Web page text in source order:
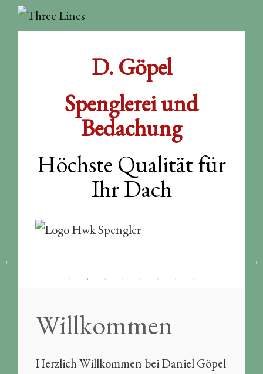
D. Göpel
Spenglerei und
Bedachung
Höchste Qualität für
Ihr Dach
Willkommen
Herzlich Willkommen bei Daniel Göpel